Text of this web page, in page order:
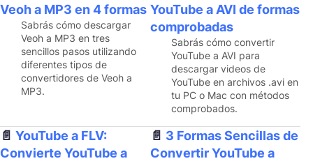
Veoh a MP3 en 4 formas
Sabrás cómo descargar
Veoh a MP3 en tres
sencillos pasos utilizando
diferentes tipos de
convertidores de Veoh a
MP3.
YouTube a AVI de formas
comprobadas
Sabrás cómo convertir
YouTube a AVI para
descargar videos de
YouTube en archivos .avi en
tu PC o Mac con métodos
comprobados.
YouTube a FLV:
Convierte YouTube a
3 Formas Sencillas de
Convertir YouTube a